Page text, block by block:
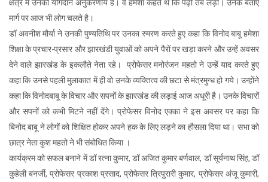
क्षेत्र में उनका योगदान अनुकरणीय है। वे हमेशा कहते थे कि पढ़ो तब लड़ो। उनके बताए
मार्ग पर आज भी लोग चलते है।
डॉ अवनीश मौर्या ने उनकी पुण्यतिथि पर उनका स्मरण करते हुए कहा कि विनोद बाबू हमेशा
शिक्षा के प्रचार-प्रसार और झारखंडी युवाओं को अपने पैरों पर खड़ा करने और उन्हें अवसर
देने वाले झारखंड के इकलौते नेता रहे। प्रोफेसर मनोरंजन महतो ने उन्हें याद करते हुए
कहा कि उनसे पहली मुलाकात में ही वो उनके व्यक्तित्व की छटा से मंत्रमुग्ध हो गये। उन्होंने
कहा कि विनोदबाबू के विचार और सपनों के झारखंड की लड़ाई आज अधूरी है। उनके विचारों
और सपनों को कभी मिटने नहीं देंगे। प्रोफेसर विनोद एक्का ने इस अवसर पर कहा कि
बिनोद बाबू ने लोगों को शिक्षित होकर अपने हक के लिए लड़ने का हौसला दिया था। सभा को
छात्र नेता कुश महतो ने भी संबोधित किया ।
कार्यक्रम को सफल बनाने में डॉ रत्ना कुमार, डॉ अजित कुमार बर्णवाल, डॉ सूर्यनाथ सिंह, डॉ
कुहेली बनर्जी, प्रोफेसर प्रकाश प्रसाद, प्रोफेसर त्रिपुरारी कुमार, प्रोफेसर अंजू कुमारी,